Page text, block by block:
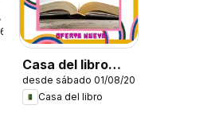
Casa del libro
Folleto
desde sábado 01/08/2026
Casa del libro